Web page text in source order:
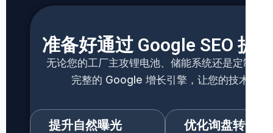
准备好通过 Google SEO 提
无论您的工厂主攻锂电池、储能系统还是定制电
完整的 Google 增长引擎，让您的技术实
提升自然曝光 优化询盘转化